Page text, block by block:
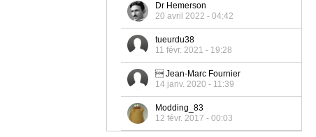
Dr Hemerson
20 avril 2022 - 04:42
tueurdu38
11 févr. 2021 - 19:28
 Jean-Marc Fournier
14 janv. 2020 - 11:39
Modding_83
12 févr. 2017 - 00:03